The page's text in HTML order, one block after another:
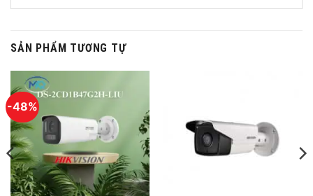
SẢN PHẨM TƯƠNG TỰ
-48%